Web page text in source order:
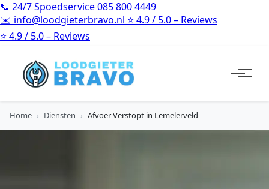
📞 24/7 Spoedservice085 800 4449
✉️ info@loodgieterbravo.nl ⭐ 4.9 / 5.0 – Reviews
⭐ 4.9 / 5.0 – Reviews
Home › Diensten › Afvoer Verstopt in Lemelerveld